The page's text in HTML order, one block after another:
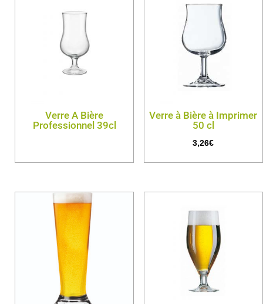
Verre A Bière
Professionnel 39cl
Verre à Bière à Imprimer
50 cl
3,26€